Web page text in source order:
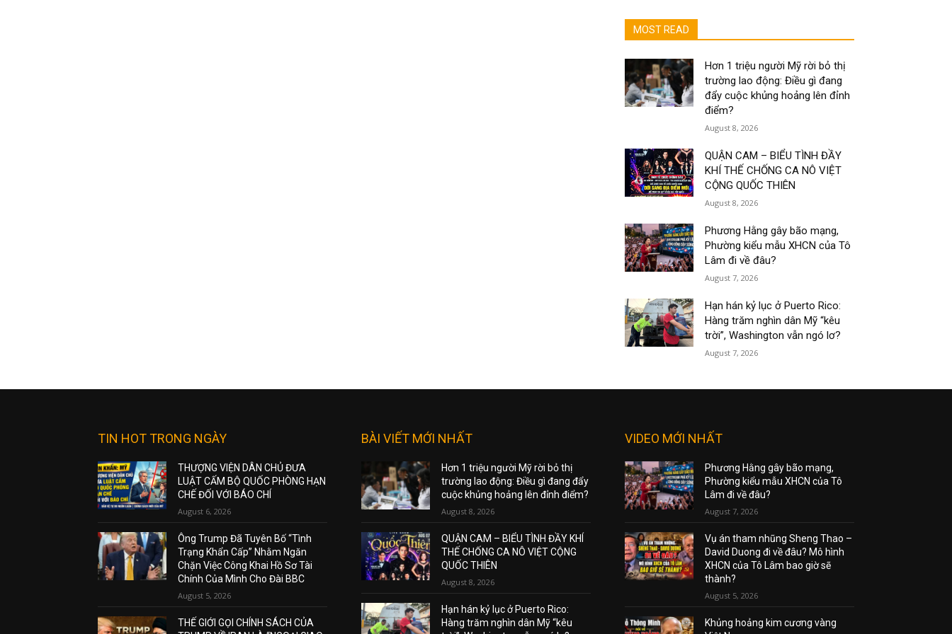
MOST READ
Hơn 1 triệu người Mỹ rời bỏ thị
trường lao động: Điều gì đang
đẩy cuộc khủng hoảng lên đỉnh
điểm?
August 8, 2026
QUẬN CAM – BIỂU TÌNH ĐẦY
KHÍ THẾ CHỐNG CA NÔ VIỆT
CỘNG QUỐC THIÊN
August 8, 2026
Phương Hằng gây bão mạng,
Phường kiểu mẫu XHCN của Tô
Lâm đi về đâu?
August 7, 2026
Hạn hán kỷ lục ở Puerto Rico:
Hàng trăm nghìn dân Mỹ “kêu
trời”, Washington vẫn ngó lơ?
August 7, 2026
TIN HOT TRONG NGÀY
THƯỢNG VIỆN DÂN CHỦ ĐƯA
LUẬT CẤM BỘ QUỐC PHÒNG HẠN
CHẾ ĐỐI VỚI BÁO CHÍ
August 6, 2026
Ông Trump Đã Tuyên Bố “Tình
Trạng Khẩn Cấp” Nhằm Ngăn
Chặn Việc Công Khai Hồ Sơ Tài
Chính Của Mình Cho Đài BBC
August 5, 2026
THẾ GIỚI GỌI CHÍNH SÁCH CỦA
BÀI VIẾT MỚI NHẤT
Hơn 1 triệu người Mỹ rời bỏ thị
trường lao động: Điều gì đang đẩy
cuộc khủng hoảng lên đỉnh điểm?
August 8, 2026
QUẬN CAM – BIỂU TÌNH ĐẦY KHÍ
THẾ CHỐNG CA NÔ VIỆT CỘNG
QUỐC THIÊN
August 8, 2026
Hạn hán kỷ lục ở Puerto Rico:
Hàng trăm nghìn dân Mỹ “kêu
VIDEO MỚI NHẤT
Phương Hằng gây bão mạng,
Phường kiểu mẫu XHCN của Tô
Lâm đi về đâu?
August 7, 2026
Vụ án tham nhũng Sheng Thao –
David Duong đi về đâu? Mô hình
XHCN của Tô Lâm bao giờ sẽ
thành?
August 5, 2026
Khủng hoảng kim cương vàng